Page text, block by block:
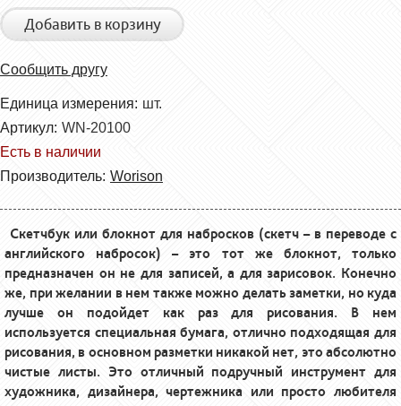
Добавить в корзину
Сообщить другу
Единица измерения: шт.
Артикул: WN-20100
Есть в наличии
Производитель: Worison
Скетчбук или блокнот для набросков (скетч – в переводе с
английского набросок) – это тот же блокнот, только
предназначен он не для записей, а для зарисовок. Конечно
же, при желании в нем также можно делать заметки, но куда
лучше он подойдет как раз для рисования. В нем
используется специальная бумага, отлично подходящая для
рисования, в основном разметки никакой нет, это абсолютно
чистые листы. Это отличный подручный инструмент для
художника, дизайнера, чертежника или просто любителя